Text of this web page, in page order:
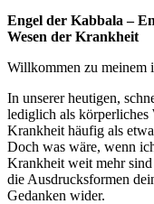
Engel der Kabbala –
Wesen der Krankheit
Willkommen zu meinem
In unserer heutigen,
lediglich als körperliches
Krankheit häufig als
Doch was wäre, wenn
Krankheit weit mehr sind
die Ausdrucksformen
Gedanken wider.